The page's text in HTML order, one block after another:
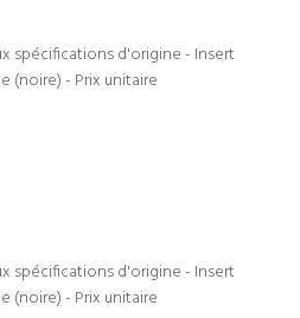
spécifications d'origine - Insert
(noire) - Prix unitaire
spécifications d'origine - Insert
(noire) - Prix unitaire